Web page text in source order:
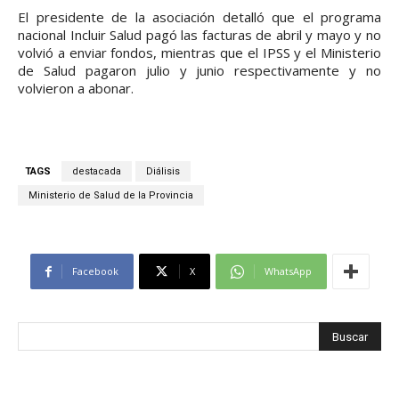
El presidente de la asociación detalló que el programa
nacional Incluir Salud pagó las facturas de abril y mayo y no
volvió a enviar fondos, mientras que el IPSS y el Ministerio
de Salud pagaron julio y junio respectivamente y no
volvieron a abonar.
TAGS destacada Diálisis
Ministerio de Salud de la Provincia
Facebook X WhatsApp